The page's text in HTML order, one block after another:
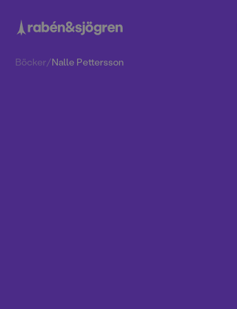
Böcker/Nalle Pettersson